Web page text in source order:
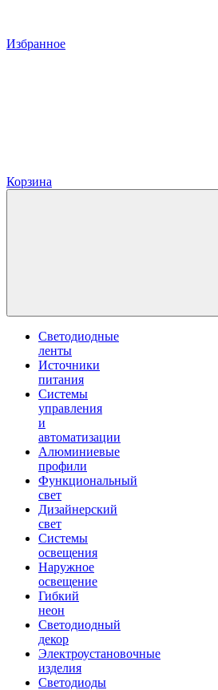
Избранное
Корзина
Светодиодные
ленты
Источники
питания
Системы
управления
и
автоматизации
Алюминиевые
профили
Функциональный
свет
Дизайнерский
свет
Системы
освещения
Наружное
освещение
Гибкий
неон
Светодиодный
декор
Электроустановочные
изделия
Светодиоды